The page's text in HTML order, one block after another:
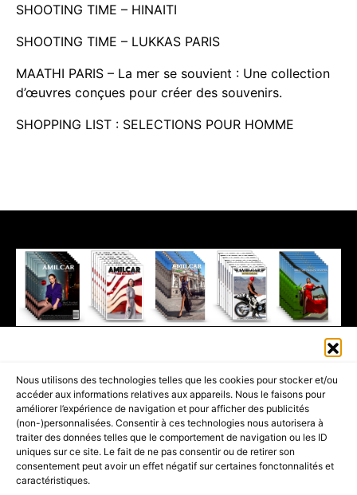
Nous utilisons des technologies telles que les cookies pour stocker et/ou
accéder aux informations relatives aux appareils. Nous le faisons pour
améliorer l’expérience de navigation et pour afficher des publicités
(non-)personnalisées. Consentir à ces technologies nous autorisera à
traiter des données telles que le comportement de navigation ou les ID
uniques sur ce site. Le fait de ne pas consentir ou de retirer son
consentement peut avoir un effet négatif sur certaines fonctonnalités et
caractéristiques.
SHOOTING TIME – HINAITI
SHOOTING TIME – LUKKAS PARIS
MAATHI PARIS – La mer se souvient : Une collection
d’œuvres conçues pour créer des souvenirs.
SHOPPING LIST : SELECTIONS POUR HOMME
PART OF THEAMILCAR MAGAZINE GROUP.EDITOR - ADVERTISING
AGENCE MEDIANE.
ACCUEIL BEST OF LUXE
35 MAGAZINES
SHOPPING & CONCIERGERIE
Voyages Contact